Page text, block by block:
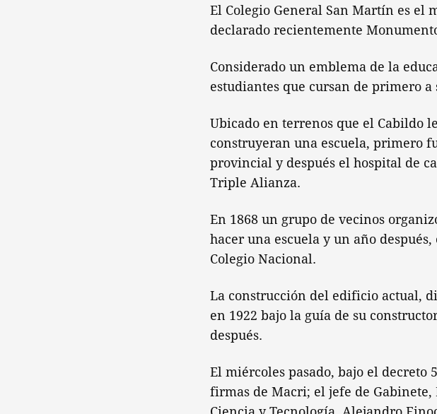
El Colegio General San Martín es el
declarado recientemente
Considerado un emblema de la
estudiantes que cursan de primero a
Ubicado en terrenos que el Cabildo
construyeran una escuela, primero
provincial y después el hospital de
Triple Alianza.
En 1868 un grupo de vecinos
hacer una escuela y un año
Colegio Nacional.
La construcción del edificio actual,
en 1922 bajo la guía de su
después.
El miércoles pasado, bajo el decreto
firmas de Macri; el jefe de